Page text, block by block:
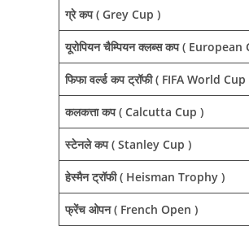
ग्रे कप ( Grey Cup )
यूरोपियन चैम्पियन क्लब्स कप (
फिफा वर्ल्ड कप ट्रॉफी ( FIFA World
कलकत्ता कप ( Calcutta Cup )
स्टेनले कप ( Stanley Cup )
हेस्मैन ट्रॉफी ( Heisman Trophy )
फ्रेंच ओपन ( French Open )